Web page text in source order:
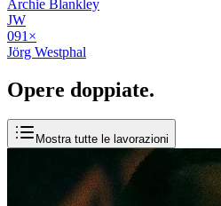
Archie Blankley
JW
091 ×
Jörg Westphal
Opere doppiate.
Mostra tutte le lavorazioni